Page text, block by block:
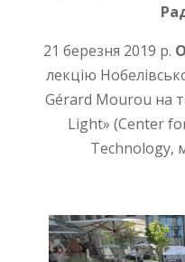
21 березня 2019 р.
лекцію
Gérard Mourou на
Light» (Center
Technology,